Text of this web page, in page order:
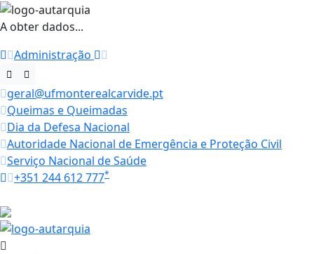
A obter dados...
Administração
geral@ufmonterealcarvide.pt
Queimas e Queimadas
Dia da Defesa Nacional
Autoridade Nacional de Emergência e Proteção Civil
Serviço Nacional de Saúde
+351 244 612 777*